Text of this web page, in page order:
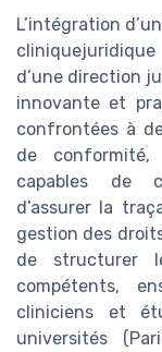
L’intégration
d’une direction
innovante et
confrontées à
de conformité,
capables de
d’assurer la
gestion des
de structurer
compétents,
cliniciens et
universités